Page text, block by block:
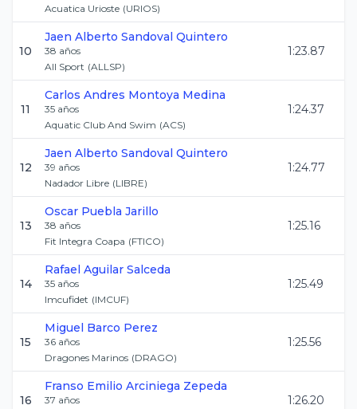
Acuatica Urioste (URIOS)
10
Jaen Alberto Sandoval Quintero
38 años
All Sport (ALLSP)
1:23.87
11
Carlos Andres Montoya Medina
35 años
Aquatic Club And Swim (ACS)
1:24.37
12
Jaen Alberto Sandoval Quintero
39 años
Nadador Libre (LIBRE)
1:24.77
13
Oscar Puebla Jarillo
38 años
Fit Integra Coapa (FTICO)
1:25.16
14
Rafael Aguilar Salceda
35 años
Imcufidet (IMCUF)
1:25.49
15
Miguel Barco Perez
36 años
Dragones Marinos (DRAGO)
1:25.56
16
Franso Emilio Arciniega Zepeda
37 años
1:26.20